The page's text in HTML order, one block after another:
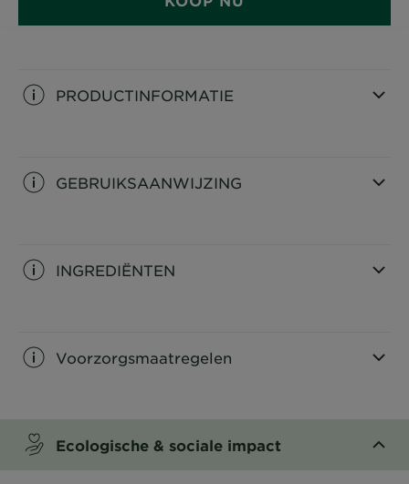
PRODUCTINFORMATIE
GEBRUIKSAANWIJZING
INGREDIËNTEN
Voorzorgsmaatregelen
Ecologische & sociale impact​